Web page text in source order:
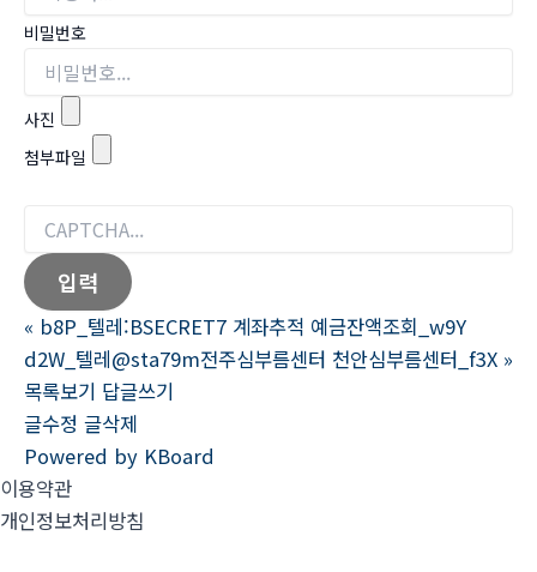
비밀번호
사진
첨부파일
« b8P_텔레:BSECRET7 계좌추적 예금잔액조회_w9Y
d2W_텔레@sta79m전주심부름센터 천안심부름센터_f3X »
목록보기 답글쓰기
글수정 글삭제
Powered by KBoard
이용약관
개인정보처리방침